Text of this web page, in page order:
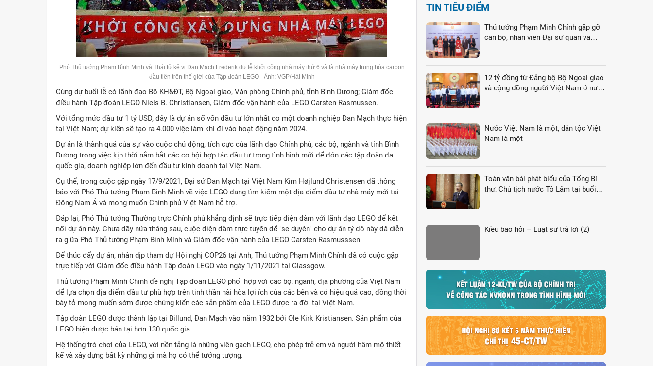
Phó Thủ tướng Phạm Bình Minh và Thái tử kế vị Đan Mạch Frederik dự lễ khởi công nhà máy thứ 6 và là nhà máy trung hòa carbon
đầu tiên trên thế giới của Tập đoàn LEGO - Ảnh: VGP/Hải Minh
Cùng dự buổi lễ có lãnh đạo Bộ KH&ĐT, Bộ Ngoại giao, Văn phòng Chính phủ, tỉnh Bình Dương; Giám đốc
điều hành Tập đoàn LEGO Niels B. Christiansen, Giám đốc vận hành của LEGO Carsten Rasmussen.
Với tổng mức đầu tư 1 tỷ USD, đây là dự án số vốn đầu tư lớn nhất do một doanh nghiệp Đan Mạch thực hiện
tại Việt Nam; dự kiến sẽ tạo ra 4.000 việc làm khi đi vào hoạt động năm 2024.
Dự án là thành quả của sự vào cuộc chủ động, tích cực của lãnh đạo Chính phủ, các bộ, ngành và tỉnh Bình
Dương trong việc kịp thời nắm bắt các cơ hội hợp tác đầu tư trong tình hình mới để đón các tập đoàn đa
quốc gia, doanh nghiệp lớn đến đầu tư kinh doanh tại Việt Nam.
Cụ thể, trong cuộc gặp ngày 17/9/2021, Đại sứ Đan Mạch tại Việt Nam Kim Højlund Christensen đã thông
báo với Phó Thủ tướng Phạm Bình Minh về việc LEGO đang tìm kiếm một địa điểm đầu tư nhà máy mới tại
Đông Nam Á và mong muốn Chính phủ Việt Nam hỗ trợ.
Đáp lại, Phó Thủ tướng Thường trực Chính phủ khẳng định sẽ trực tiếp điện đàm với lãnh đạo LEGO để kết
nối dự án này. Chưa đầy nửa tháng sau, cuộc điện đàm trực tuyến để "se duyên" cho dự án tỷ đô này đã diễn
ra giữa Phó Thủ tướng Phạm Bình Minh và Giám đốc vận hành của LEGO Carsten Rasmusssen.
Để thúc đẩy dự án, nhân dịp tham dự Hội nghị COP26 tại Anh, Thủ tướng Phạm Minh Chính đã có cuộc gặp
trực tiếp với Giám đốc điều hành Tập đoàn LEGO vào ngày 1/11/2021 tại Glassgow.
Thủ tướng Phạm Minh Chính đề nghị Tập đoàn LEGO phối hợp với các bộ, ngành, địa phương của Việt Nam
để lựa chọn địa điểm đầu tư phù hợp trên tinh thần hài hòa lợi ích của các bên và có hiệu quả cao, đồng thời
bày tỏ mong muốn sớm được chứng kiến các sản phẩm của LEGO được ra đời tại Việt Nam.
Tập đoàn LEGO được thành lập tại Billund, Đan Mạch vào năm 1932 bởi Ole Kirk Kristiansen. Sản phẩm của
LEGO hiện được bán tại hơn 130 quốc gia.
Hệ thống trò chơi của LEGO, với nền tảng là những viên gạch LEGO, cho phép trẻ em và người hâm mộ thiết
kế và xây dựng bất kỳ những gì mà họ có thể tưởng tượng.
TIN TIÊU ĐIỂM
Thủ tướng Phạm Minh Chính gặp gỡ
cán bộ, nhân viên Đại sứ quán và
12 tỷ đồng từ Đảng bộ Bộ Ngoại giao
và cộng đồng người Việt Nam ở nước
Nước Việt Nam là một, dân tộc Việt
Nam là một
Toàn văn bài phát biểu của Tổng Bí
thư, Chủ tịch nước Tô Lâm tại buổi
Kiều bào hỏi – Luật sư trả lời (2)